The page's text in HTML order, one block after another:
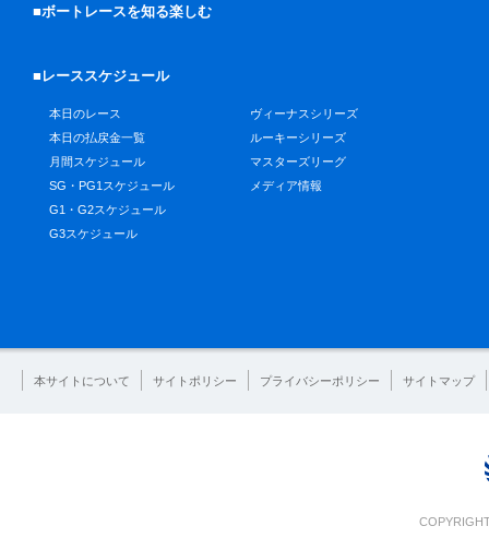
■ボートレースを知る楽しむ
■レーススケジュール
本日のレース
本日の払戻金一覧
月間スケジュール
SG・PG1スケジュール
G1・G2スケジュール
G3スケジュール
ヴィーナスシリーズ
ルーキーシリーズ
マスターズリーグ
メディア情報
本サイトについて サイトポリシー プライバシーポリシー サイトマップ